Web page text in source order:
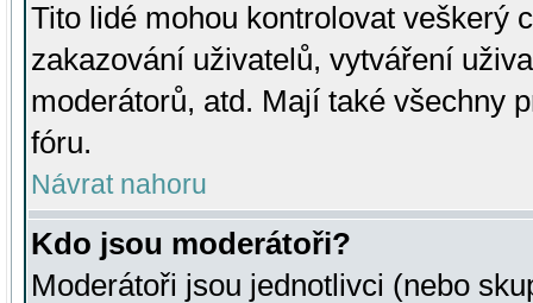
Tito lidé mohou kontrolovat veškerý
zakazování uživatelů, vytváření
moderátorů, atd. Mají také všechny
fóru.
Návrat nahoru
Kdo jsou moderátoři?
Moderátoři jsou jednotlivci (nebo